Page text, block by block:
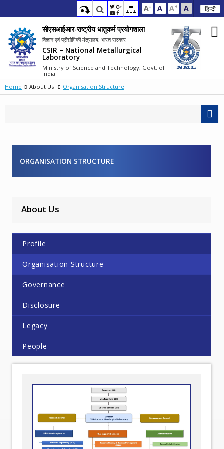
A- A A+ A हिन्दी
सीएसआईआर-राष्ट्रीय धातुकर्म प्रयोगशाला
विज्ञान एवं प्रौद्योगिकी मंत्रालय, भारत सरकार
CSIR – National Metallurgical
Laboratory
Ministry of Science and Technology, Govt. of
India
Home
About Us Organisation Structure
ORGANISATION STRUCTURE
About Us
Profile
Organisation Structure
Governance
Disclosure
Legacy
People